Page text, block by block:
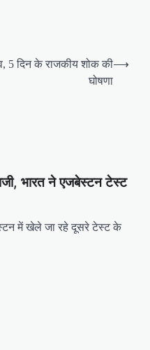
5 दिन के राजकीय शोक की
घोषणा
⟶
भारत ने एजबेस्टन टेस्ट
में खेले जा रहे दूसरे टेस्ट के